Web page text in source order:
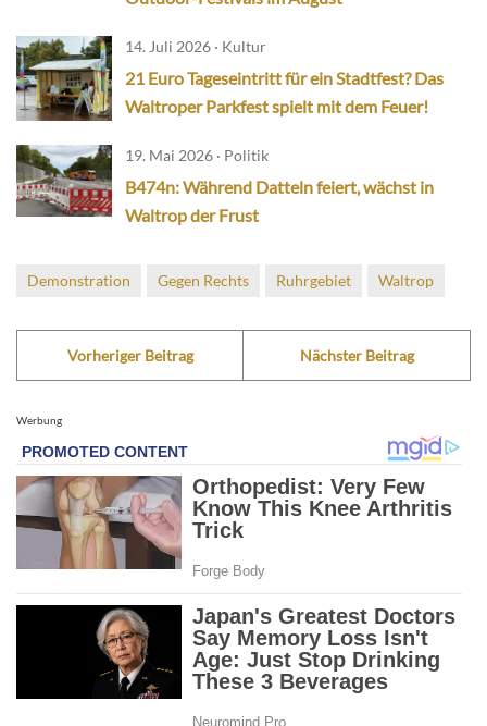
14. Juli 2026 · Kultur
21 Euro Tageseintritt für ein Stadtfest? Das
Waltroper Parkfest spielt mit dem Feuer!
19. Mai 2026 · Politik
B474n: Während Datteln feiert, wächst in
Waltrop der Frust
Demonstration Gegen Rechts Ruhrgebiet Waltrop
Vorheriger Beitrag Nächster Beitrag
Werbung